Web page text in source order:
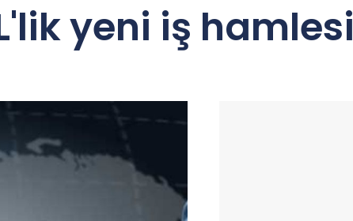
yeni iş hamlesi